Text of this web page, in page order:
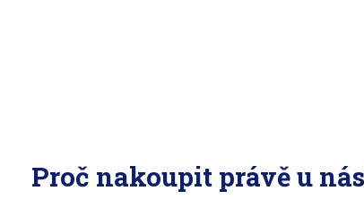
Proč nakoupit právě u